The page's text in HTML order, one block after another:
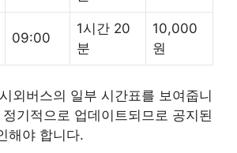
09:00
1시간 20
분
10,000
원
외버스의 일부 시간표를 보여줍니
기적으로 업데이트되므로 공지된
해야 합니다.